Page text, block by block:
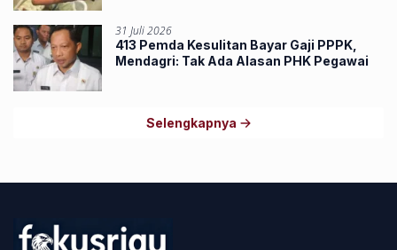
31 Juli 2026
413 Pemda Kesulitan Bayar Gaji PPPK,
Mendagri: Tak Ada Alasan PHK Pegawai
Selengkapnya